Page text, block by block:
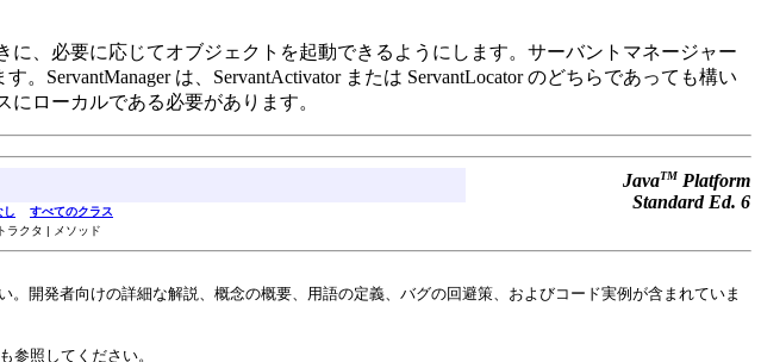
、必要に応じてオブジェクトを起動できるようにします。サーバントマネージャー
ServantManager は、ServantActivator または ServantLocator のどちらであっても構い
にローカルである必要があります。
JavaTM Platform
Standard Ed. 6
し
すべてのクラス
ラクタ | メソッド
。開発者向けの詳細な解説、概念の概要、用語の定義、バグの回避策、およびコード実例が含まれていま
も参照してください。